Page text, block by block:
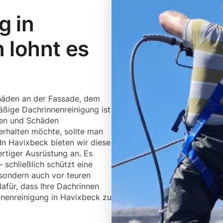
in
lohnt es
an der Fassade, dem
Dachrinnenreinigung ist
und Schäden
möchte, sollte man
Havixbeck bieten wir diese
Ausrüstung an. Es
schließlich schützt eine
auch vor teuren
dass Ihre Dachrinnen
in Havixbeck zu